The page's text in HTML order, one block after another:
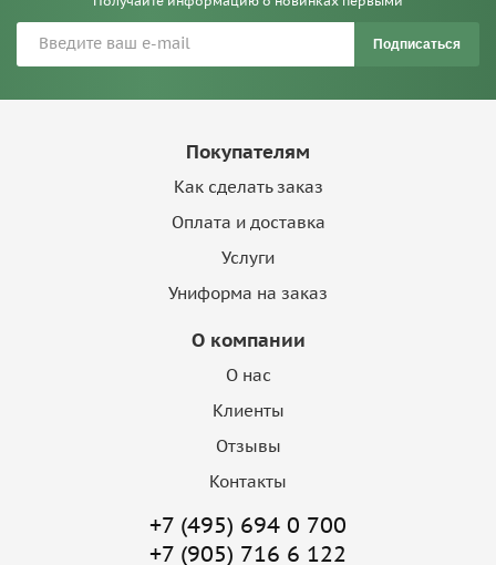
Подписаться
Покупателям
Как сделать заказ
Оплата и доставка
Услуги
Униформа на заказ
О компании
О нас
Клиенты
Отзывы
Контакты
+7 (495) 694 0 700
+7 (905) 716 6 122